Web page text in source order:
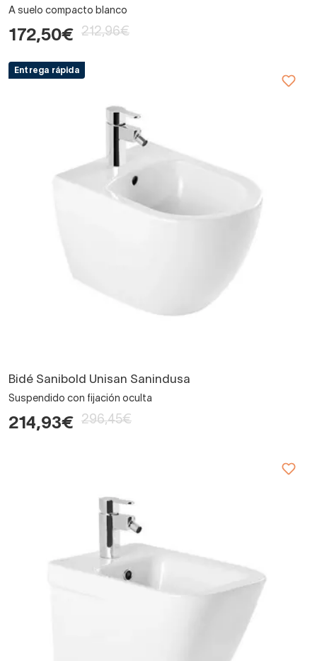
A suelo compacto blanco
172,50€ 212,96€
Entrega rápida
Bidé Sanibold Unisan Sanindusa
Suspendido con fijación oculta
214,93€ 296,45€